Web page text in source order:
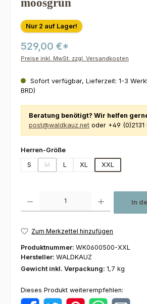
moosgrün
Nur 2 auf Lager!
529,00 €*
Preise inkl. MwSt. zzgl. Versandkosten
Sofort verfügbar, Lieferzeit: 1-3
BRD)
Beratung benötigt? Wir helfen
post@waldkauz.net oder +49 (0)2131
Herren-Größeauswählen
S
M
(Diese Option ist zurzeit nicht
L XL XXL
In
Zum Merkzettel hinzufügen
Produktnummer: WK0600500-XXL
Hersteller: WALDKAUZ
Gewicht inkl. Verpackung: 1,7 kg
Dieses Produkt weiterempfehlen: